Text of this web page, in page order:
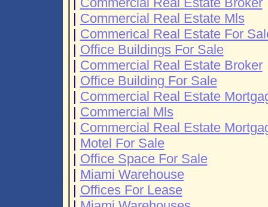
| Commercial Real Estate Mls
| Commerical Real Estate For
| Office Buildings For Sale
| Commercial Real Estate Broker
| Office Building For Sale
| Commercial Real Estate
| Commercial Mls
| Commercial Real Estate
| Motel For Sale
| Office Space For Sale
| Miami Warehouse
| Offices For Lease